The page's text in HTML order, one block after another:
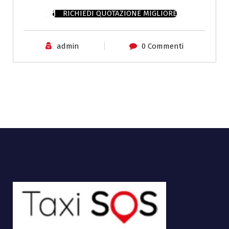
RICHIEDI QUOTAZIONE MIGLIORE
admin 0 Commenti